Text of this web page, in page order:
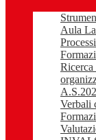
Aula
Verbali